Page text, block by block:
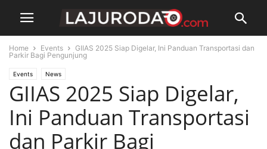
Home Events
GIIAS 2025 Siap Digelar, Ini Panduan Transportasi dan
Parkir Bagi Pengunjung
Events News
GIIAS 2025 Siap Digelar,
Ini Panduan Transportasi
dan Parkir Bagi